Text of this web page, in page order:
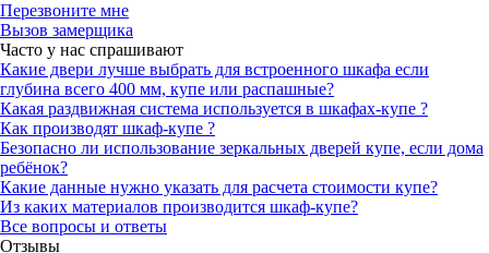
Перезвоните мне
Вызов замерщика
Часто у нас спрашивают
Какие двери лучше выбрать для встроенного шкафа если
глубина всего 400 мм, купе или распашные?
Какая раздвижная система используется в шкафах-купе ?
Как производят шкаф-купе ?
Безопасно ли использование зеркальных дверей купе, если дома
ребёнок?
Какие данные нужно указать для расчета стоимости купе?
Из каких материалов производится шкаф-купе?
Все вопросы и ответы
Отзывы